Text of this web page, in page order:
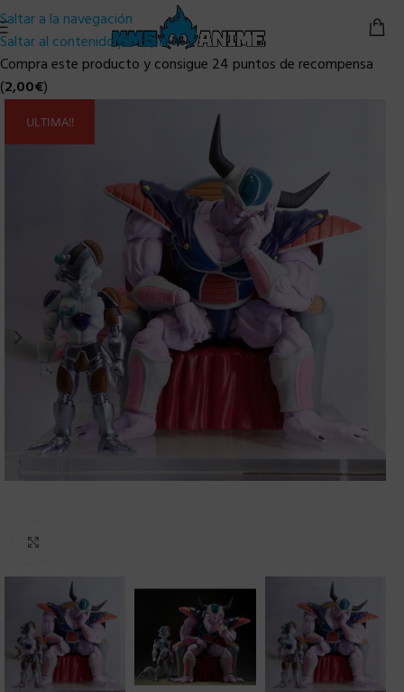
Saltar a la navegación
Saltar al contenido principal
Compra este producto y consigue 24 puntos de recompensa
(2,00€)
ULTIMA!!